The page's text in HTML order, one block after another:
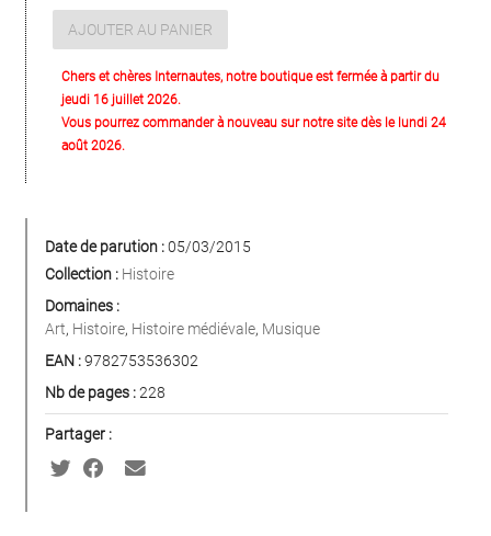
AJOUTER AU PANIER
Chers et chères Internautes, notre boutique est fermée à partir du
jeudi 16 juillet 2026.
Vous pourrez commander à nouveau sur notre site dès le lundi 24
août 2026.
Date de parution :05/03/2015
Collection : Histoire
Domaines :
Art, Histoire, Histoire médiévale, Musique
EAN :9782753536302
Nb de pages :228
Partager :